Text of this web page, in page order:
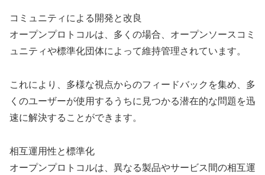
コミュニティによる開発と改良
オープンプロトコルは、多くの場合、オープンソースコミ
ュニティや標準化団体によって維持管理されています。
これにより、多様な視点からのフィードバックを集め、多
くのユーザーが使用するうちに見つかる潜在的な問題を迅
速に解決することができます。
相互運用性と標準化
オープンプロトコルは、異なる製品やサービス間の相互運